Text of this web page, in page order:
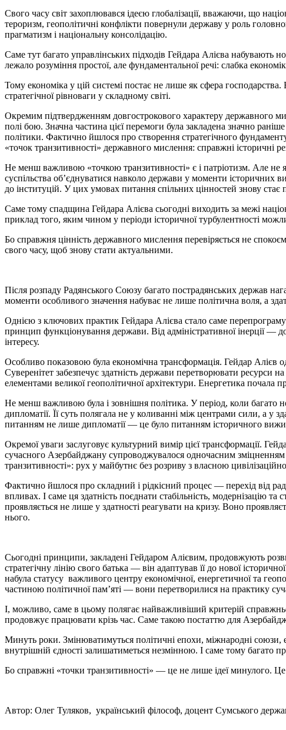
Свого часу світ захоплювався ідеєю глобалізації, вважаючи, що
тероризм, геополітичні конфлікти повернули державу у роль
прагматизм і національну консолідацію.
Саме тут багато управлінських підходів Гейдара Алієва набувають
лежало розуміння простої, але фундаментальної речі: слабка
Тому економіка у цій системі постає не лише як сфера
стратегічної рівноваги у складному світі.
Окремим підтвердженням довгострокового характеру державного
полі бою. Значна частина цієї перемоги була закладена значно
політики. Фактично йшлося про створення стратегічного
«точок транзитивності» державного мислення: справжні історичні
Не менш важливою «точкою транзитивності» є і патріотизм. Але не
суспільства об’єднуватися навколо держави у моменти історичних
до інституцій. У цих умовах питання спільних цінностей знову стає
Саме тому спадщина Гейдара Алієва сьогодні виходить за межі
приклад того, яким чином у періоди історичної турбулентності
Бо справжня цінність державного мислення перевіряється не
свого часу, щоб знову стати актуальними.
Після розпаду Радянського Союзу багато пострадянських держав
моменти особливого значення набуває не лише політична воля, а
Однією з ключових практик Гейдара Алієва стало саме
принцип функціонування держави. Від адміністративної інерції —
інтересу.
Особливо показовою була економічна трансформація. Гейдар Алієв
Суверенітет забезпечує здатність держави перетворювати
елементами великої геополітичної архітектури. Енергетика
Не менш важливою була і зовнішня політика. У період, коли багато
дипломатії. Її суть полягала не у коливанні між центрами сили, а у
питанням не лише дипломатії — це було питанням історичного
Окремої уваги заслуговує культурний вимір цієї трансформації.
сучасного Азербайджану супроводжувалося одночасним зміцненням
транзитивності»: рух у майбутнє без розриву з власною
Фактично йшлося про складний і рідкісний процес — перехід від
впливах. І саме ця здатність поєднати стабільність, модернізацію
проявляється не лише у здатності реагувати на кризу. Воно
нього.
Сьогодні принципи, закладені Гейдаром Алієвим, продовжують
стратегічну лінію свого батька — він адаптував її до нової
набула статусу важливого центру економічної, енергетичної та
частиною політичної пам’яті — вони перетворилися на практику
І, можливо, саме в цьому полягає найважливіший критерій
продовжує працювати крізь час. Саме такою постаттю для
Минуть роки. Змінюватимуться політичні епохи, міжнародні союзи,
внутрішній єдності залишатиметься незмінною. І саме тому багато
Бо справжні «точки транзитивності» — це не лише ідеї минулого.
Автор: Олег Туляков, український філософ, доцент Сумського